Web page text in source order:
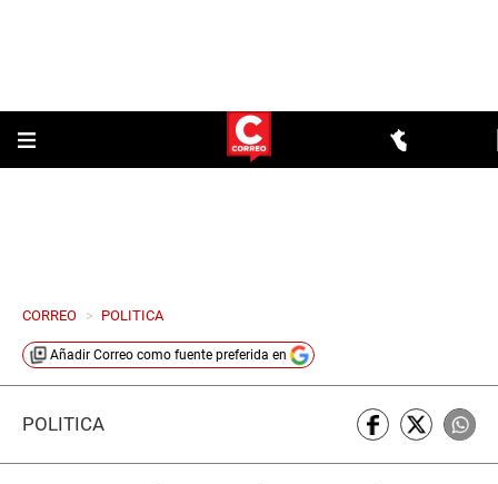
CORREO > POLITICA
Añadir Correo como fuente preferida en
POLÍTICA